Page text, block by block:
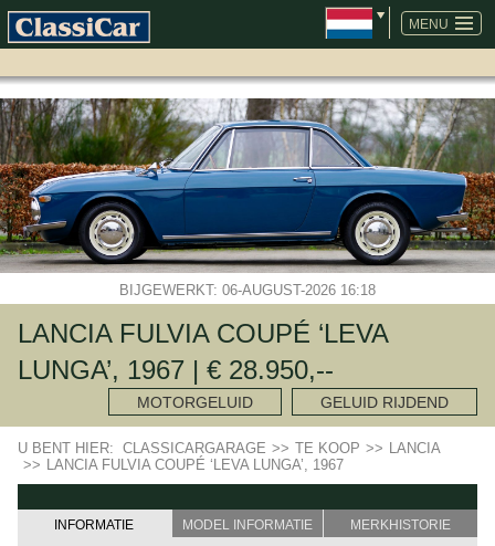
MENU
NAVIGATIE
OVERSLAAN
BIJGEWERKT: 06-AUGUST-2026 16:18
LANCIA FULVIA COUPÉ ‘LEVA
LUNGA’, 1967 | € 28.950,--
MOTORGELUID GELUID RIJDEND
U BENT HIER: CLASSICARGARAGE >> TE KOOP >> LANCIA
>> LANCIA FULVIA COUPÉ ‘LEVA LUNGA’, 1967
INFORMATIE MODEL INFORMATIE MERKHISTORIE